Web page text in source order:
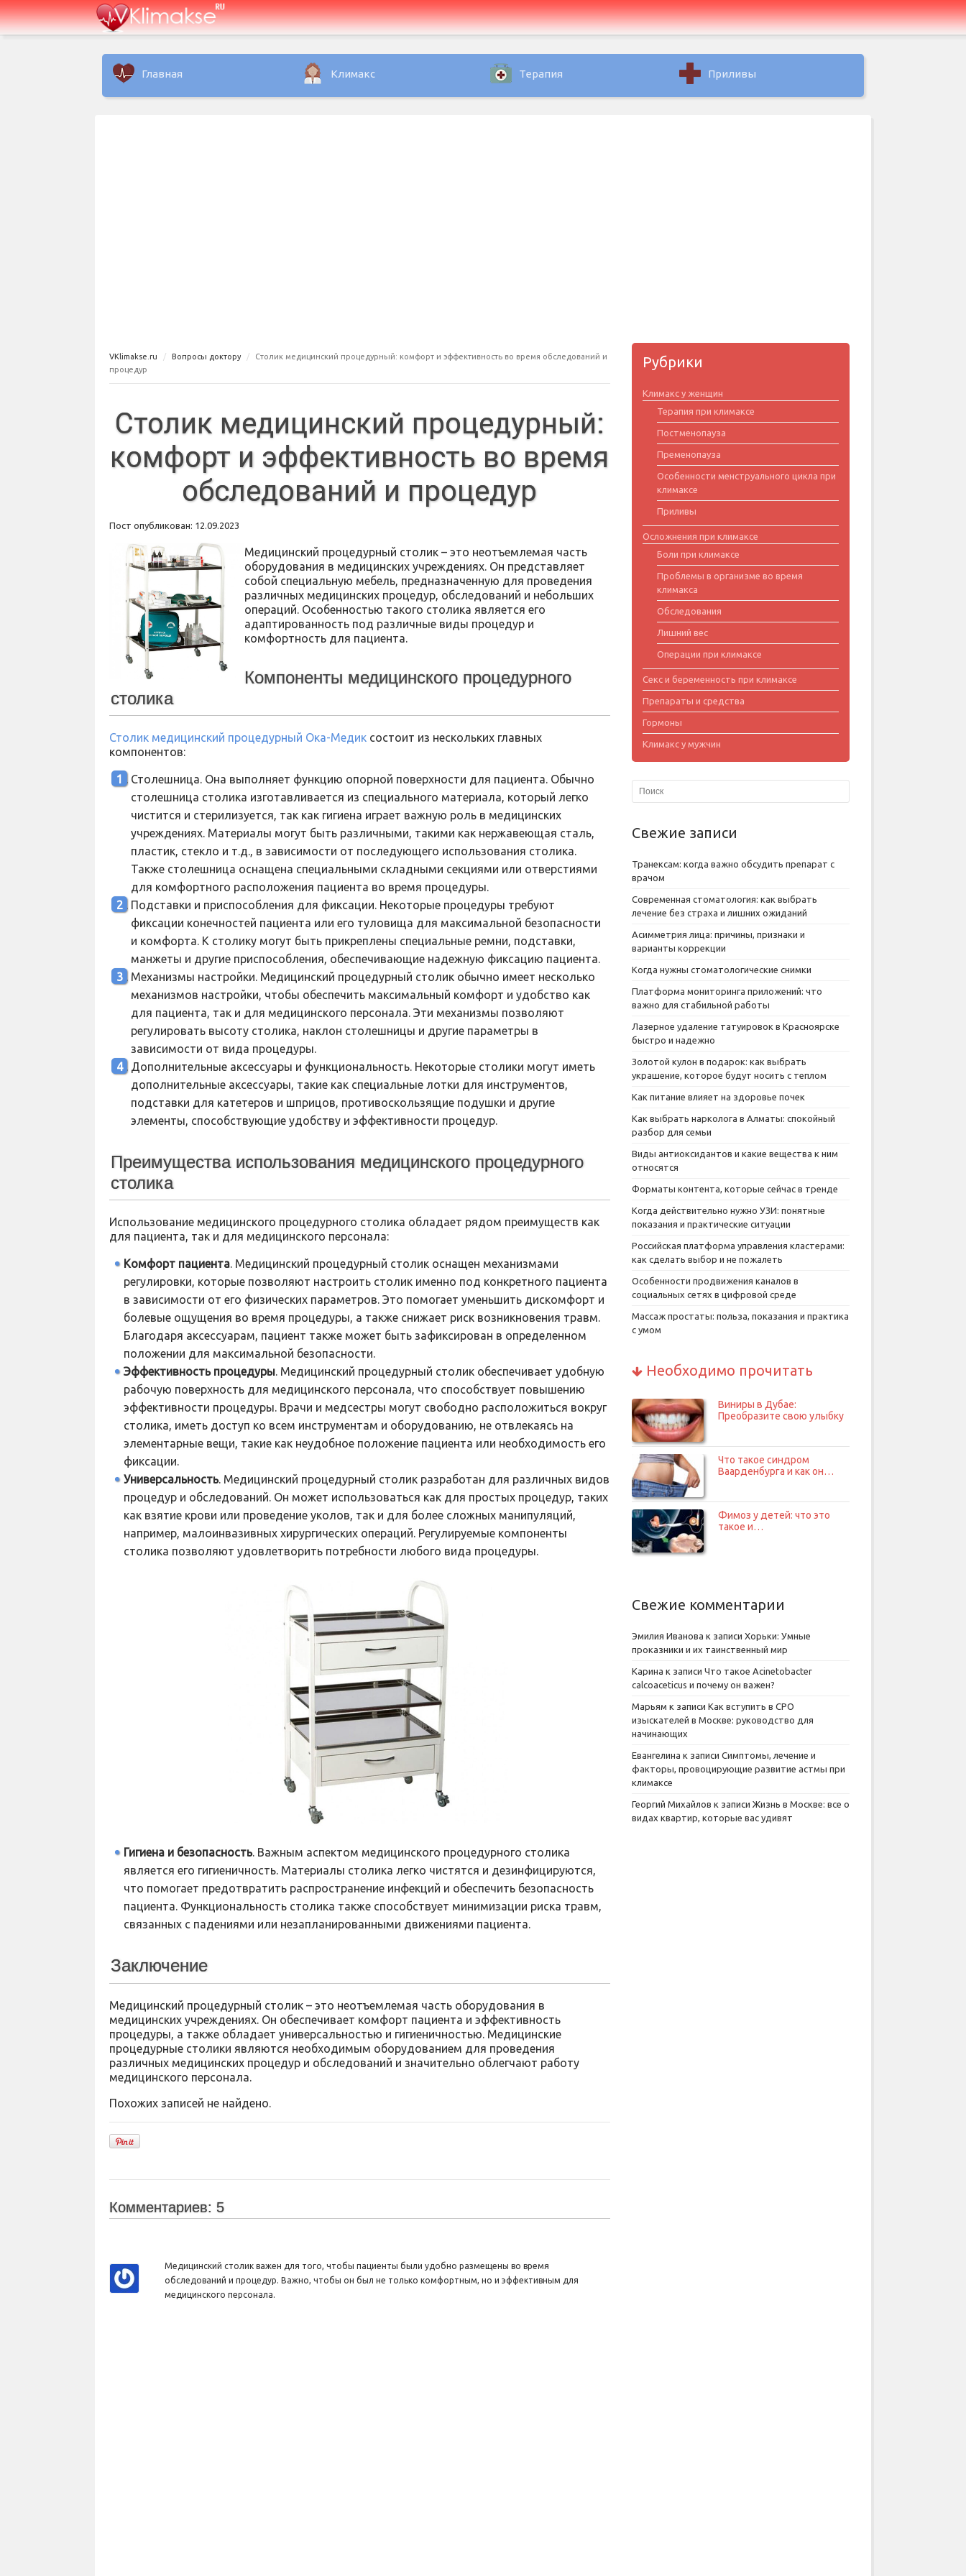
Главная Климакс Терапия Приливы
VKlimakse.ru Вопросы доктору
Столик медицинский процедурный: комфорт и эффективность во время обследований и
процедур
Столик медицинский процедурный:
комфорт и эффективность во время
обследований и процедур
Пост опубликован: 12.09.2023
Медицинский процедурный столик – это неотъемлемая часть
оборудования в медицинских учреждениях. Он представляет
собой специальную мебель, предназначенную для проведения
различных медицинских процедур, обследований и небольших
операций. Особенностью такого столика является его
адаптированность под различные виды процедур и
комфортность для пациента.
Компоненты медицинского процедурного
столика
Столик медицинский процедурный Ока-Медик состоит из нескольких главных
компонентов:
Столешница. Она выполняет функцию опорной поверхности для пациента. Обычно
столешница столика изготавливается из специального материала, который легко
чистится и стерилизуется, так как гигиена играет важную роль в медицинских
учреждениях. Материалы могут быть различными, такими как нержавеющая сталь,
пластик, стекло и т.д., в зависимости от последующего использования столика.
Также столешница оснащена специальными складными секциями или отверстиями
для комфортного расположения пациента во время процедуры.
Подставки и приспособления для фиксации. Некоторые процедуры требуют
фиксации конечностей пациента или его туловища для максимальной безопасности
и комфорта. К столику могут быть прикреплены специальные ремни, подставки,
манжеты и другие приспособления, обеспечивающие надежную фиксацию пациента.
Механизмы настройки. Медицинский процедурный столик обычно имеет несколько
механизмов настройки, чтобы обеспечить максимальный комфорт и удобство как
для пациента, так и для медицинского персонала. Эти механизмы позволяют
регулировать высоту столика, наклон столешницы и другие параметры в
зависимости от вида процедуры.
Дополнительные аксессуары и функциональность. Некоторые столики могут иметь
дополнительные аксессуары, такие как специальные лотки для инструментов,
подставки для катетеров и шприцов, противоскользящие подушки и другие
элементы, способствующие удобству и эффективности процедур.
Преимущества использования медицинского процедурного
столика
Использование медицинского процедурного столика обладает рядом преимуществ как
для пациента, так и для медицинского персонала:
Комфорт пациента. Медицинский процедурный столик оснащен механизмами
регулировки, которые позволяют настроить столик именно под конкретного пациента
в зависимости от его физических параметров. Это помогает уменьшить дискомфорт и
болевые ощущения во время процедуры, а также снижает риск возникновения травм.
Благодаря аксессуарам, пациент также может быть зафиксирован в определенном
положении для максимальной безопасности.
Эффективность процедуры. Медицинский процедурный столик обеспечивает удобную
рабочую поверхность для медицинского персонала, что способствует повышению
эффективности процедуры. Врачи и медсестры могут свободно расположиться вокруг
столика, иметь доступ ко всем инструментам и оборудованию, не отвлекаясь на
элементарные вещи, такие как неудобное положение пациента или необходимость его
фиксации.
Универсальность. Медицинский процедурный столик разработан для различных видов
процедур и обследований. Он может использоваться как для простых процедур, таких
как взятие крови или проведение уколов, так и для более сложных манипуляций,
например, малоинвазивных хирургических операций. Регулируемые компоненты
столика позволяют удовлетворить потребности любого вида процедуры.
Гигиена и безопасность. Важным аспектом медицинского процедурного столика
является его гигиеничность. Материалы столика легко чистятся и дезинфицируются,
что помогает предотвратить распространение инфекций и обеспечить безопасность
пациента. Функциональность столика также способствует минимизации риска травм,
связанных с падениями или незапланированными движениями пациента.
Заключение
Медицинский процедурный столик – это неотъемлемая часть оборудования в
медицинских учреждениях. Он обеспечивает комфорт пациента и эффективность
процедуры, а также обладает универсальностью и гигиеничностью. Медицинские
процедурные столики являются необходимым оборудованием для проведения
различных медицинских процедур и обследований и значительно облегчают работу
медицинского персонала.
Похожих записей не найдено.
Комментариев: 5
Медицинский столик важен для того, чтобы пациенты были удобно размещены во время
обследований и процедур. Важно, чтобы он был не только комфортным, но и эффективным для
медицинского персонала.
Рубрики
Климакс у женщин
Терапия при климаксе
Постменопауза
Пременопауза
Особенности менструального цикла при
климаксе
Приливы
Осложнения при климаксе
Боли при климаксе
Проблемы в организме во время
климакса
Обследования
Лишний вес
Операции при климаксе
Секс и беременность при климаксе
Препараты и средства
Гормоны
Климакс у мужчин
Свежие записи
Транексам: когда важно обсудить препарат с
врачом
Современная стоматология: как выбрать
лечение без страха и лишних ожиданий
Асимметрия лица: причины, признаки и
варианты коррекции
Когда нужны стоматологические снимки
Платформа мониторинга приложений: что
важно для стабильной работы
Лазерное удаление татуировок в Красноярске
быстро и надежно
Золотой кулон в подарок: как выбрать
украшение, которое будут носить с теплом
Как питание влияет на здоровье почек
Как выбрать нарколога в Алматы: спокойный
разбор для семьи
Виды антиоксидантов и какие вещества к ним
относятся
Форматы контента, которые сейчас в тренде
Когда действительно нужно УЗИ: понятные
показания и практические ситуации
Российская платформа управления кластерами:
как сделать выбор и не пожалеть
Особенности продвижения каналов в
социальных сетях в цифровой среде
Массаж простаты: польза, показания и практика
с умом
Необходимо прочитать
Виниры в Дубае:
Преобразите свою улыбку
Что такое синдром
Ваарденбурга и как он…
Фимоз у детей: что это
такое и…
Свежие комментарии
Эмилия Иванова к записи Хорьки: Умные
проказники и их таинственный мир
Карина к записи Что такое Acinetobacter
calcoaceticus и почему он важен?
Марьям к записи Как вступить в СРО
изыскателей в Москве: руководство для
начинающих
Евангелина к записи Симптомы, лечение и
факторы, провоцирующие развитие астмы при
климаксе
Георгий Михайлов к записи Жизнь в Москве: все о
видах квартир, которые вас удивят